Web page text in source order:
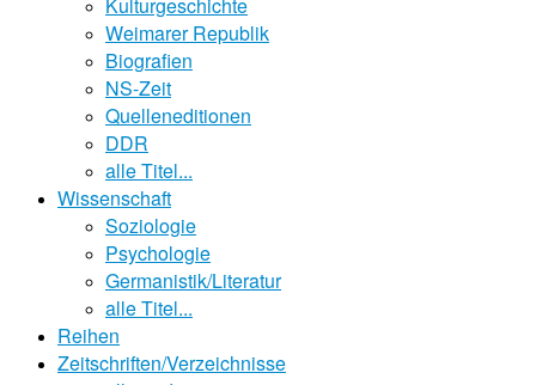
Weimarer Republik
Biografien
NS-Zeit
Quelleneditionen
DDR
alle Titel...
Wissenschaft
Soziologie
Psychologie
Germanistik/Literatur
alle Titel...
Reihen
Zeitschriften/Verzeichnisse